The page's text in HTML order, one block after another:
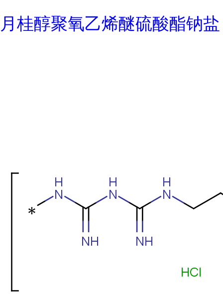
月桂醇聚氧乙烯醚硫酸酯钠盐